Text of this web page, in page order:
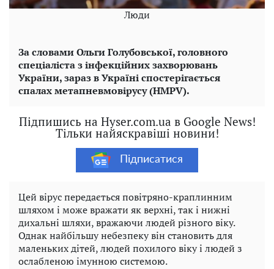
Люди
За словами Ольги Голубовської, головного
спеціаліста з інфекційних захворювань
України, зараз в Україні спостерігається
спалах метапневмовірусу (HMPV).
Підпишись на Hyser.com.ua в Google News!
Тільки найяскравіші новини!
Підписатися
Цей вірус передається повітряно-краплинним
шляхом і може вражати як верхні, так і нижні
дихальні шляхи, вражаючи людей різного віку.
Однак найбільшу небезпеку він становить для
маленьких дітей, людей похилого віку і людей з
ослабленою імунною системою.